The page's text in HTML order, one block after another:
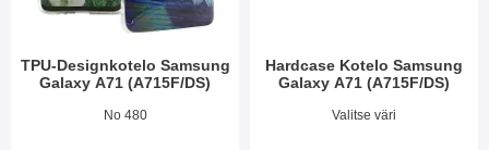
TPU-Designkotelo Samsung
Galaxy A71 (A715F/DS)
Tuote.nro 34856
No 480
Hardcase Kotelo Samsung
Galaxy A71 (A715F/DS)
Tuote.nro 35223
Valitse väri